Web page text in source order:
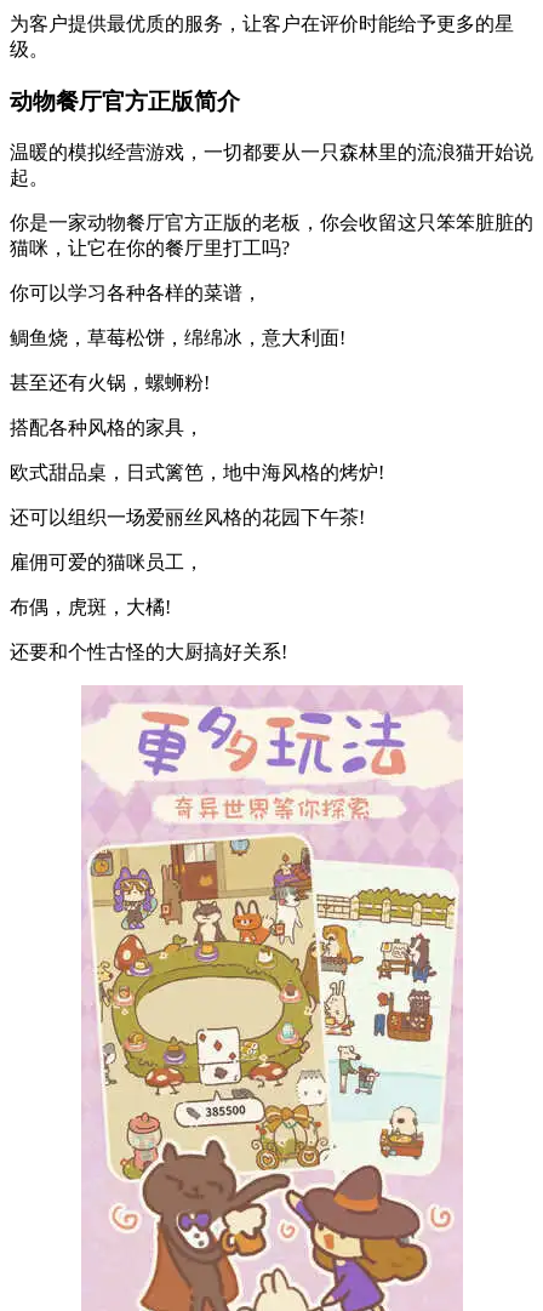
为客户提供最优质的服务，让客户在评价时能给予更多的星
级。
动物餐厅官方正版简介
温暖的模拟经营游戏，一切都要从一只森林里的流浪猫开始说
起。
你是一家动物餐厅官方正版的老板，你会收留这只笨笨脏脏的
猫咪，让它在你的餐厅里打工吗?
你可以学习各种各样的菜谱，
鲷鱼烧，草莓松饼，绵绵冰，意大利面!
甚至还有火锅，螺蛳粉!
搭配各种风格的家具，
欧式甜品桌，日式篱笆，地中海风格的烤炉!
还可以组织一场爱丽丝风格的花园下午茶!
雇佣可爱的猫咪员工，
布偶，虎斑，大橘!
还要和个性古怪的大厨搞好关系!